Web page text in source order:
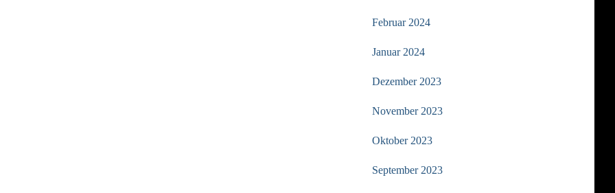
Februar 2024
Januar 2024
Dezember 2023
November 2023
Oktober 2023
September 2023